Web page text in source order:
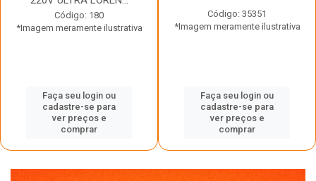
Código: 180
*Imagem meramente ilustrativa
Faça seu login ou
cadastre-se para
ver preços e
comprar
Código: 35351
*Imagem meramente ilustrativa
Faça seu login ou
cadastre-se para
ver preços e
comprar